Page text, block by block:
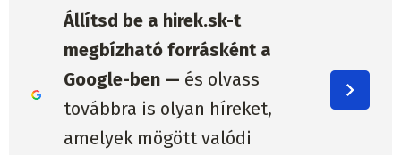
Állítsd be a hirek.sk-t
megbízható forrásként a
Google-ben — és olvass
továbbra is olyan híreket,
amelyek mögött valódi